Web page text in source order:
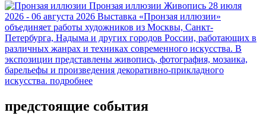
Пронзая иллюзии Живопись 28 июля
2026 - 06 августа 2026 Выставка «Пронзая иллюзии»
объединяет работы художников из Москвы, Санкт-
Петербурга, Надыма и других городов России, работающих в
различных жанрах и техниках современного искусства. В
экспозиции представлены живопись, фотография, мозаика,
барельефы и произведения декоративно-прикладного
искусства. подробнее
предстоящие события